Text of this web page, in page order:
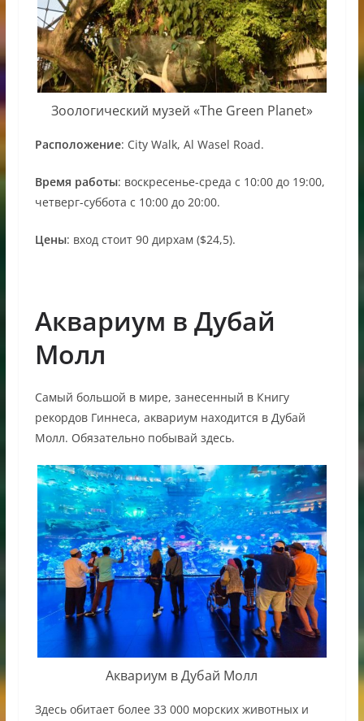
Зоологический музей «The Green Planet»
Расположение: City Walk, Al Wasel Road.
Время работы: воскресенье-среда с 10:00 до 19:00,
четверг-суббота с 10:00 до 20:00.
Цены: вход стоит 90 дирхам ($24,5).
Аквариум в Дубай
Молл
Самый большой в мире, занесенный в Книгу
рекордов Гиннеса, аквариум находится в Дубай
Молл. Обязательно побывай здесь.
Аквариум в Дубай Молл
Здесь обитает более 33 000 морских животных и